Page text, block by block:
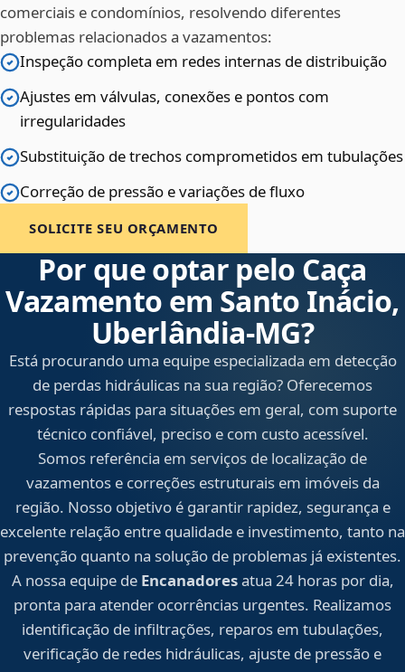
comerciais e condomínios, resolvendo diferentes
problemas relacionados a vazamentos:
Inspeção completa em redes internas de distribuição
Ajustes em válvulas, conexões e pontos com
irregularidades
Substituição de trechos comprometidos em tubulações
Correção de pressão e variações de fluxo
SOLICITE SEU ORÇAMENTO
Por que optar pelo Caça
Vazamento em Santo Inácio,
Uberlândia‑MG?
Está procurando uma equipe especializada em detecção
de perdas hidráulicas na sua região? Oferecemos
respostas rápidas para situações em geral, com suporte
técnico confiável, preciso e com custo acessível.
Somos referência em serviços de localização de
vazamentos e correções estruturais em imóveis da
região. Nosso objetivo é garantir rapidez, segurança e
excelente relação entre qualidade e investimento, tanto na
prevenção quanto na solução de problemas já existentes.
A nossa equipe de Encanadoresatua 24 horas por dia,
pronta para atender ocorrências urgentes. Realizamos
identificação de infiltrações, reparos em tubulações,
verificação de redes hidráulicas, ajuste de pressão e